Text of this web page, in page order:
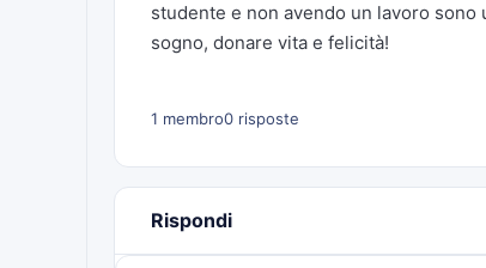
studente e non avendo un lavoro
sogno, donare vita e felicità!
1 membro0 risposte
Rispondi